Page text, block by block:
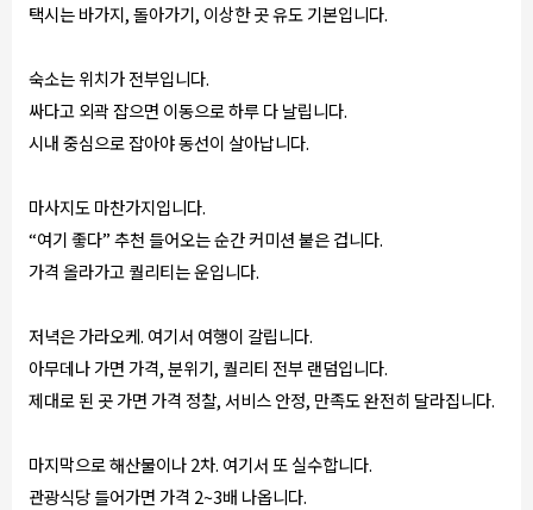
택시는 바가지, 돌아가기, 이상한 곳 유도 기본입니다.
숙소는 위치가 전부입니다.
싸다고 외곽 잡으면 이동으로 하루 다 날립니다.
시내 중심으로 잡아야 동선이 살아납니다.
마사지도 마찬가지입니다.
“여기 좋다” 추천 들어오는 순간 커미션 붙은 겁니다.
가격 올라가고 퀄리티는 운입니다.
저녁은 가라오케. 여기서 여행이 갈립니다.
아무데나 가면 가격, 분위기, 퀄리티 전부 랜덤입니다.
제대로 된 곳 가면 가격 정찰, 서비스 안정, 만족도 완전히 달라집니다.
마지막으로 해산물이나 2차. 여기서 또 실수합니다.
관광식당 들어가면 가격 2~3배 나옵니다.